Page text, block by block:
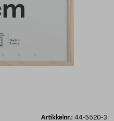
Artikkelnr.: 44-5520-3